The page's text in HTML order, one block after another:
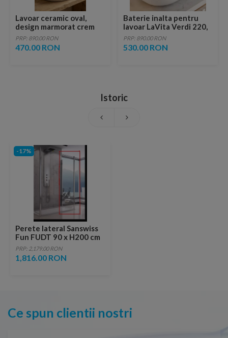
Lavoar ceramic oval,
design marmorat crem
lucios cu vene aurii,
ventil inclus
PRP: 890.00 RON
470.00 RON
Baterie inalta pentru
lavoar LaVita Verdi 220,
fara ventil, brushed
copper
PRP: 890.00 RON
530.00 RON
Istoric
-17%
Perete lateral Sanswiss
Fun FUDT 90 x H200 cm
PRP: 2,179.00 RON
1,816.00 RON
Ce spun clientii nostri